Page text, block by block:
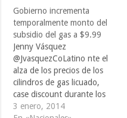
Gobierno incrementa
temporalmente monto del
subsidio del gas a $9.99
Jenny Vásquez
@JvasquezCoLatino nte el
alza de los precios de los
cilindros de gas licuado,
case discount durante los
últimos meses, el gobierno
3 enero, 2014